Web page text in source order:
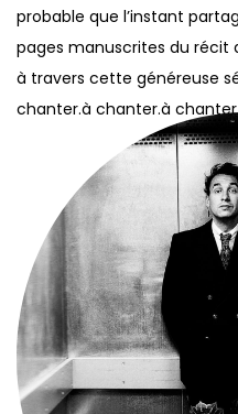
probable que l’instant
pages manuscrites du récit
à travers cette généreuse
chanter.à chanter.à